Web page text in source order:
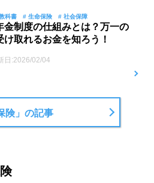
科書 # 生命保険 # 社会保障
金制度の仕組みとは？万一の
け取れるお金を知ろう！
日:2026/02/04
険」の記事